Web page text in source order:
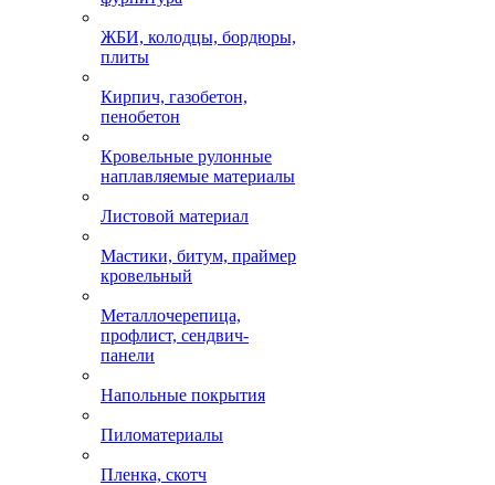
ЖБИ, колодцы, бордюры,
плиты
Кирпич, газобетон,
пенобетон
Кровельные рулонные
наплавляемые материалы
Листовой материал
Мастики, битум, праймер
кровельный
Металлочерепица,
профлист, сендвич-
панели
Напольные покрытия
Пиломатериалы
Пленка, скотч